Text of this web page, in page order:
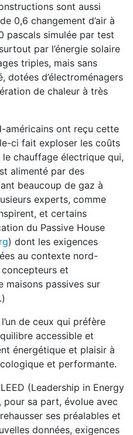
sont aussi
0,6 changement d’air à
pascals simulée par test
par l’énergie solaire
triples, mais sans
dotées d’électroménagers
de chaleur à très
américains ont reçu cette
ci fait exploser les coûts
chauffage électrique qui,
alimenté par des
beaucoup de gaz à
experts, comme
et certains
du Passive House
) dont les exigences
au contexte nord-
et
maisons passives sur
.)
de ceux qui préfère
accessible et
énergétique et plaisir à
et performante.
(Leadership in Energy
pour sa part, évolue avec
ses préalables et
données, exigences